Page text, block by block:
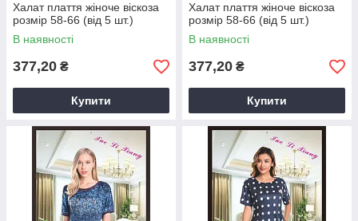
Халат плаття жіноче віскоза
розмір 58-66 (від 5 шт.)
В наявності
377,20 ₴
Купити
Халат плаття жіноче віскоза
розмір 58-66 (від 5 шт.)
В наявності
377,20 ₴
Купити